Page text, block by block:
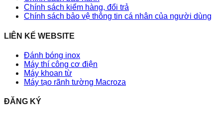
Chính sách kiểm hàng, đổi trả
Chính sách bảo vệ thông tin cá nhân của người dùng
LIÊN KẾ WEBSITE
Đánh bóng inox
Máy thí công cơ điện
Máy khoan từ
Máy tạo rãnh tường Macroza
ĐĂNG KÝ